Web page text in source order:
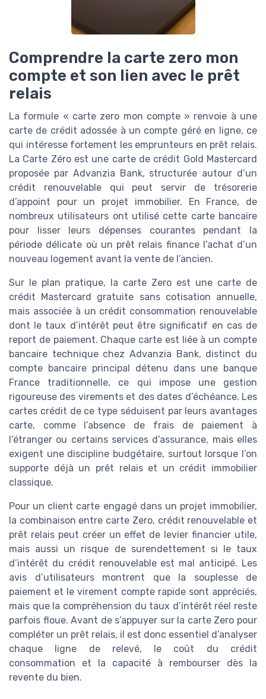
Comprendre la carte zero mon
compte et son lien avec le prêt
relais
La formule « carte zero mon compte » renvoie à une
carte de crédit adossée à un compte géré en ligne, ce
qui intéresse fortement les emprunteurs en prêt relais.
La Carte Zéro est une carte de crédit Gold Mastercard
proposée par Advanzia Bank, structurée autour d’un
crédit renouvelable qui peut servir de trésorerie
d’appoint pour un projet immobilier. En France, de
nombreux utilisateurs ont utilisé cette carte bancaire
pour lisser leurs dépenses courantes pendant la
période délicate où un prêt relais finance l’achat d’un
nouveau logement avant la vente de l’ancien.
Sur le plan pratique, la carte Zero est une carte de
crédit Mastercard gratuite sans cotisation annuelle,
mais associée à un crédit consommation renouvelable
dont le taux d’intérêt peut être significatif en cas de
report de paiement. Chaque carte est liée à un compte
bancaire technique chez Advanzia Bank, distinct du
compte bancaire principal détenu dans une banque
France traditionnelle, ce qui impose une gestion
rigoureuse des virements et des dates d’échéance. Les
cartes crédit de ce type séduisent par leurs avantages
carte, comme l’absence de frais de paiement à
l’étranger ou certains services d’assurance, mais elles
exigent une discipline budgétaire, surtout lorsque l’on
supporte déjà un prêt relais et un crédit immobilier
classique.
Pour un client carte engagé dans un projet immobilier,
la combinaison entre carte Zero, crédit renouvelable et
prêt relais peut créer un effet de levier financier utile,
mais aussi un risque de surendettement si le taux
d’intérêt du crédit renouvelable est mal anticipé. Les
avis d’utilisateurs montrent que la souplesse de
paiement et le virement compte rapide sont appréciés,
mais que la compréhension du taux d’intérêt réel reste
parfois floue. Avant de s’appuyer sur la carte Zero pour
compléter un prêt relais, il est donc essentiel d’analyser
chaque ligne de relevé, le coût du crédit
consommation et la capacité à rembourser dès la
revente du bien.